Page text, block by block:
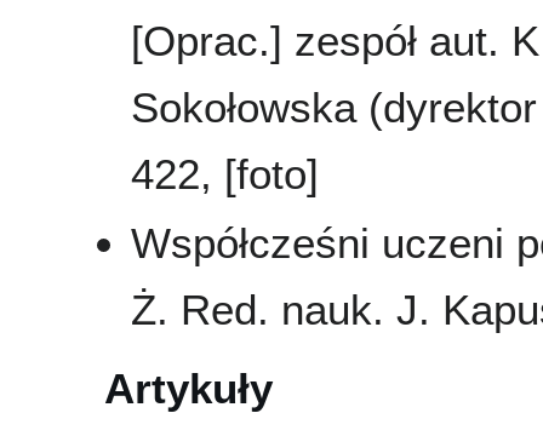
[Oprac.] zespół aut.
Sokołowska
422, [foto]
Współcześni uczeni
Ż. Red. nauk. J.
Artykuły